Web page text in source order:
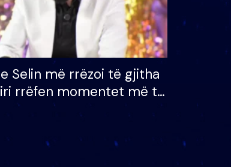
Selin më rrëzoi të gjitha
rrëfen momentet më të
shtëpinë e BB VIP: Do më